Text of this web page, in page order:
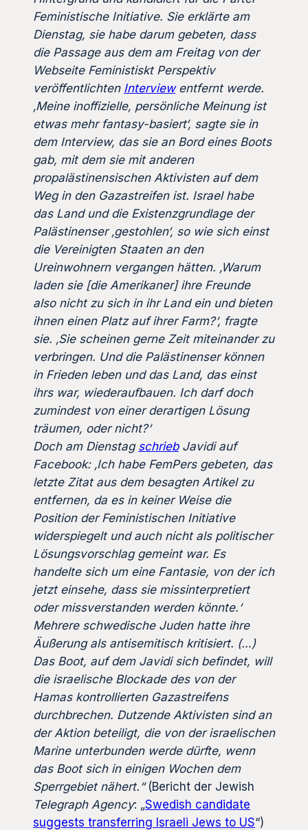
Feministische Initiative. Sie erklärte am
Dienstag, sie habe darum gebeten, dass
die Passage aus dem am Freitag von der
Webseite Feministiskt Perspektiv
veröffentlichten Interviewentfernt werde.
‚Meine inoffizielle, persönliche Meinung ist
etwas mehr fantasy-basiert‘, sagte sie in
dem Interview, das sie an Bord eines Boots
gab, mit dem sie mit anderen
propalästinensischen Aktivisten auf dem
Weg in den Gazastreifen ist. Israel habe
das Land und die Existenzgrundlage der
Palästinenser ‚gestohlen‘, so wie sich einst
die Vereinigten Staaten an den
Ureinwohnern vergangen hätten. ‚Warum
laden sie [die Amerikaner] ihre Freunde
also nicht zu sich in ihr Land ein und bieten
ihnen einen Platz auf ihrer Farm?‘, fragte
sie. ‚Sie scheinen gerne Zeit miteinander zu
verbringen. Und die Palästinenser können
in Frieden leben und das Land, das einst
ihrs war, wiederaufbauen. Ich darf doch
zumindest von einer derartigen Lösung
träumen, oder nicht?‘
Doch am Dienstag schriebJavidi auf
Facebook: ‚Ich habe FemPers gebeten, das
letzte Zitat aus dem besagten Artikel zu
entfernen, da es in keiner Weise die
Position der Feministischen Initiative
widerspiegelt und auch nicht als politischer
Lösungsvorschlag gemeint war. Es
handelte sich um eine Fantasie, von der ich
jetzt einsehe, dass sie missinterpretiert
oder missverstanden werden könnte.‘
Mehrere schwedische Juden hatte ihre
Äußerung als antisemitisch kritisiert. (…)
Das Boot, auf dem Javidi sich befindet, will
die israelische Blockade des von der
Hamas kontrollierten Gazastreifens
durchbrechen. Dutzende Aktivisten sind an
der Aktion beteiligt, die von der israelischen
Marine unterbunden werde dürfte, wenn
das Boot sich in einigen Wochen dem
Sperrgebiet nähert.“(Bericht der Jewish
Telegraph Agency: „Swedish candidate
suggests transferring Israeli Jews to US“)